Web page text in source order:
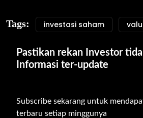
Tags: investasi saham
Pastikan rekan Investor
Informasi ter-update
Subscribe sekarang untuk
terbaru setiap minggunya